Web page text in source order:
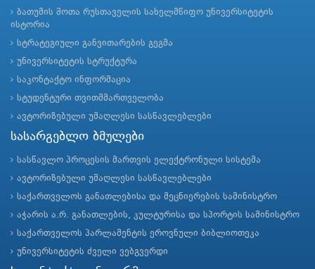
ბათუმის შოთა რუსთაველის სახელმწიფო უნივერსიტეტის
ისტორია
სტრატეგიული განვითარების გეგმა
უნივერსიტეტის სტრუქტურა
საკონტაქტო ინფორმაცია
სტუდენტური თვითმმართველობა
ავტორიზებული უმაღლესი სასწავლებლები
სასარგებლო ბმულები
სასწავლო პროცესის მართვის ელექტრონული სისტემა
ავტორიზებული უმაღლესი სასწავლებლები
საქართველოს განათლებისა და მეცნიერების სამინისტრო
აჭარის ა.რ. განათლების, კულტურისა და სპორტის სამინისტრო
საქართველოს პარლამენტის ეროვნული ბიბლიოთეკა
უნივერსიტეტის ძველი ვებგვერდი